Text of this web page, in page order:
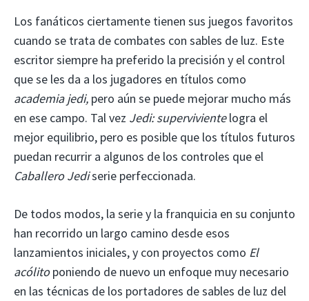
Los fanáticos ciertamente tienen sus juegos favoritos
cuando se trata de combates con sables de luz. Este
escritor siempre ha preferido la precisión y el control
que se les da a los jugadores en títulos como
academia jedi, pero aún se puede mejorar mucho más
en ese campo. Tal vez Jedi: supervivientelogra el
mejor equilibrio, pero es posible que los títulos futuros
puedan recurrir a algunos de los controles que el
Caballero Jediserie perfeccionada.
De todos modos, la serie y la franquicia en su conjunto
han recorrido un largo camino desde esos
lanzamientos iniciales, y con proyectos como El
acólitoponiendo de nuevo un enfoque muy necesario
en las técnicas de los portadores de sables de luz del